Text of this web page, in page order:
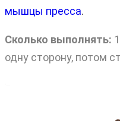
мышцы пресса.
Сколько выполнять:
одну сторону, потом